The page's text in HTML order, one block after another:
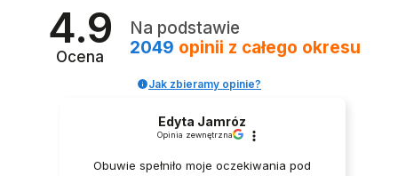
Dostępny produkt z innymi opcjami
Obecnie brak na stanie
Dostępny produkt z innymi opcjami
4.9
Ocena
Na podstawie
2049 opinii z całego okresu
Jak zbieramy opinie?
Edyta Jamróz
Opinia zewnętrzna
Obuwie spełniło moje oczekiwania pod